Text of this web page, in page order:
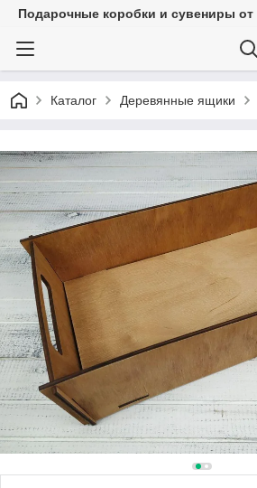
Подарочные коробки и сувениры от
Каталог Деревянные ящики